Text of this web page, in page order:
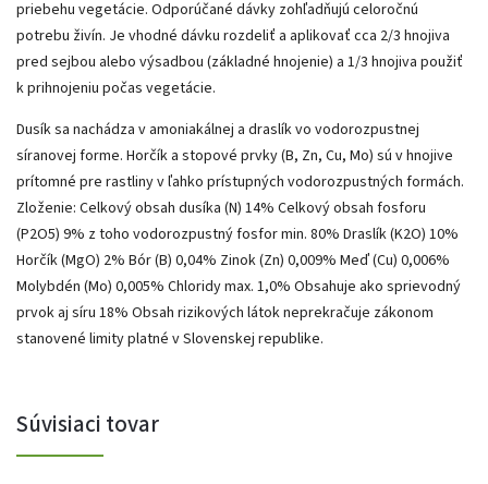
priebehu vegetácie. Odporúčané dávky zohľadňujú celoročnú
potrebu živín. Je vhodné dávku rozdeliť a aplikovať cca 2/3 hnojiva
pred sejbou alebo výsadbou (základné hnojenie) a 1/3 hnojiva použiť
k prihnojeniu počas vegetácie.
Dusík sa nachádza v amoniakálnej a draslík vo vodorozpustnej
síranovej forme. Horčík a stopové prvky (B, Zn, Cu, Mo) sú v hnojive
prítomné pre rastliny v ľahko prístupných vodorozpustných formách.
Zloženie: Celkový obsah dusíka (N) 14% Celkový obsah fosforu
(P2O5) 9% z toho vodorozpustný fosfor min. 80% Draslík (K2O) 10%
Horčík (MgO) 2% Bór (B) 0,04% Zinok (Zn) 0,009% Meď (Cu) 0,006%
Molybdén (Mo) 0,005% Chloridy max. 1,0% Obsahuje ako sprievodný
prvok aj síru 18% Obsah rizikových látok neprekračuje zákonom
stanovené limity platné v Slovenskej republike.
Súvisiaci tovar